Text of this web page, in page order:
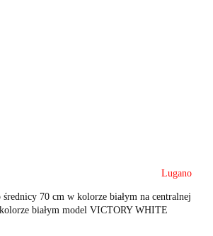
Lugano
średnicy 70 cm w kolorze białym na centralnej
białym model VICTORY WHITE